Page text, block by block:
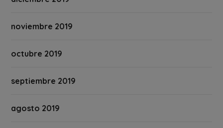
noviembre 2019
octubre 2019
septiembre 2019
agosto 2019